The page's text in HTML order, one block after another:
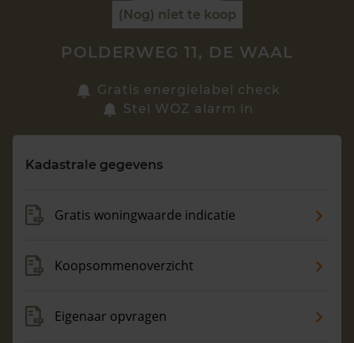
Zoek een woning
Maandag t/m vrijdag - 08:00 -18:00
(Nog) niet te koop
POLDERWEG 11, DE WAAL
Gratis energielabel check
Stel WOZ alarm in
Kadastrale gegevens
Gratis woningwaarde indicatie
Koopsommenoverzicht
Eigenaar opvragen